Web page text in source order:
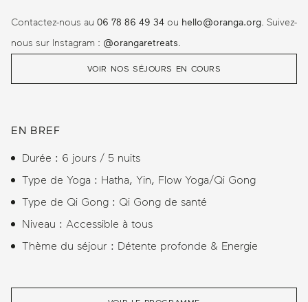
Contactez-nous au 06 78 86 49 34 ou hello@oranga.org. Suivez-
nous sur Instagram : @orangaretreats.
VOIR NOS SÉJOURS EN COURS
EN BREF
Durée : 6 jours / 5 nuits
Type de Yoga : Hatha, Yin, Flow Yoga/Qi Gong
Type de Qi Gong : Qi Gong de santé
Niveau : Accessible à tous
Thème du séjour : Détente profonde & Energie